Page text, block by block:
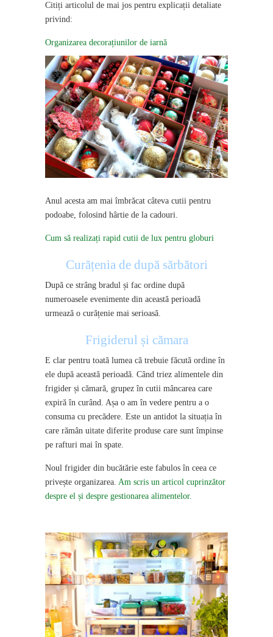
Citiți articolul de mai jos pentru explicații detaliate
privind:
Organizarea decorațiunilor de iarnă
Anul acesta am mai îmbrăcat câteva cutii pentru
podoabe, folosind hârtie de la cadouri.
Cum să realizați rapid cutii de lux pentru globuri
Curățenia de după sărbători
După ce strâng bradul și fac ordine după
numeroasele evenimente din această perioadă
urmează o curățenie mai serioasă.
Frigiderul și cămara
E clar pentru toată lumea că trebuie făcută ordine în
ele după această perioadă. Când triez alimentele din
frigider și cămară, grupez în cutii mâncarea care
expiră în curând. Așa o am în vedere pentru a o
consuma cu precădere. Este un antidot la situația în
care rămân uitate diferite produse care sunt împinse
pe rafturi mai în spate.
Noul frigider din bucătărie este fabulos în ceea ce
privește organizarea. Am scris un articol cuprinzător
despre el și despre gestionarea alimentelor.